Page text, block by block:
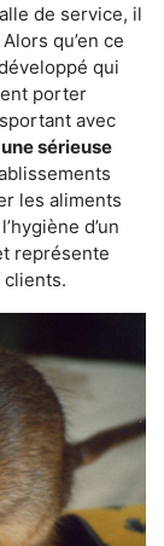
de service, il
qu’en ce
qui
porter
avec
une sérieuse
les aliments
d’un
représente